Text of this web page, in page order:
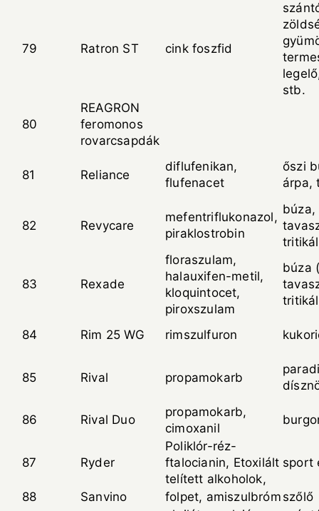
79 Ratron ST cink foszfid
stb.
80
REAGRON
feromonos
rovarcsapdák
81 Reliance
diflufenikan,
flufenacet
őszi
árpa,
82 Revycare
mefentriflukonazol,
piraklostrobin
búza,
83 Rexade
floraszulam,
halauxifen-metil,
kloquintocet,
piroxszulam
búza
84 Rim 25 WG rimszulfuron
85 Rival propamokarb
86 Rival Duo
propamokarb,
cimoxanil
87 Ryder
Poliklór-réz-
ftalocianin, Etoxilált
telített alkoholok,
sport
88 Sanvino folpet, amiszulbróm szőlő